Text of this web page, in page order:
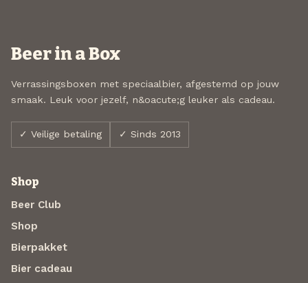
Beer in a Box
Verrassingsboxen met speciaalbier, afgestemd op jouw
smaak. Leuk voor jezelf, n&oacute;g leuker als cadeau.
✓ Veilige betaling ✓ Sinds 2013
Shop
Beer Club
Shop
Bierpakket
Bier cadeau